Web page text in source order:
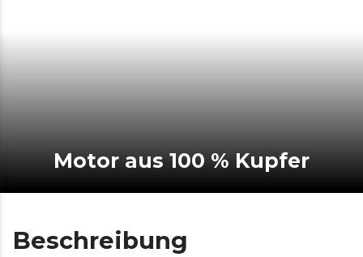
Motor aus 100 % Kupfer
Beschreibung